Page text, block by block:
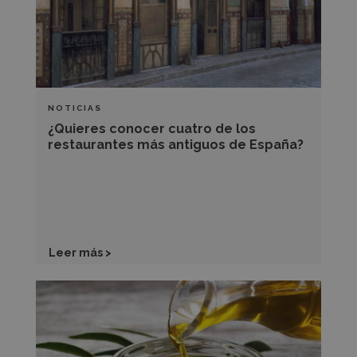
NOTICIAS
¿Quieres conocer cuatro de los
restaurantes más antiguos de España?
restaurantes
más
antiguos
de
España?
Leer más >
El
definitivo